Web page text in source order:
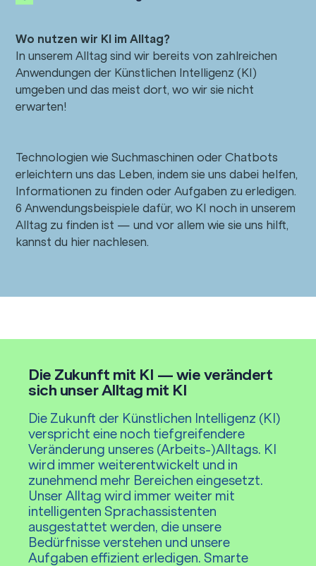
Ernteplanung, der Überwachung von
Bewässerungssystems. Künstliche Intelligenz hat das
Potenzial, die Effizienz und Nachhaltigkeit des
landwirtschaftlichen Betriebs zu verbessern. Durch den
Einsatz von KI-Technologien können Landwirte
wichtige Informationen über Bodenbeschaffenheit,
KI-gestützte Systeme können große Datenmengen
analysieren, um präzise Vorhersagen für die optimale
Aussaat-Zeit, Bewässerungsmuster und den Einsatz
von Düngemitteln zu treffen. Zudem ermöglichen
Drohnen und Sensoren mit KI-Fähigkeiten eine
gezielte Maßnahmen zu ergreifen. Durch die Integration
Wo nutzen wir KI im Alltag?
In unserem Alltag sind wir bereits von zahlreichen
Anwendungen der Künstlichen Intelligenz (KI)
umgeben und das meist dort, wo wir sie nicht
erwarten!
Technologien wie Suchmaschinen oder Chatbots
erleichtern uns das Leben, indem sie uns dabei helfen,
Informationen zu finden oder Aufgaben zu erledigen.
6 Anwendungsbeispiele dafür, wo KI noch in unserem
Alltag zu finden ist — und vor allem wie sie uns hilft,
kannst du hier nachlesen.
Die Zukunft mit KI — wie verändert
sich unser Alltag mit KI
Die Zukunft der Künstlichen Intelligenz (KI)
verspricht eine noch tiefgreifendere
Veränderung unseres (Arbeits-)Alltags. KI
wird immer weiterentwickelt und in
zunehmend mehr Bereichen eingesetzt.
Unser Alltag wird immer weiter mit
intelligenten Sprachassistenten
ausgestattet werden, die unsere
Bedürfnisse verstehen und unsere
Aufgaben effizient erledigen. Smarte